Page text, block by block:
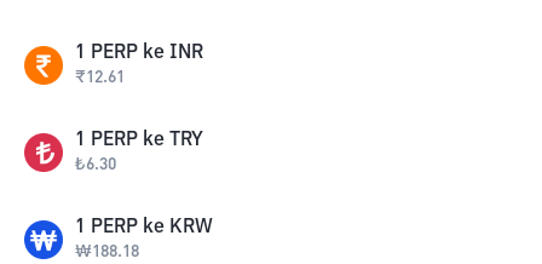
1 PERP ke INR
₹12.61
1 PERP ke TRY
₺6.30
1 PERP ke KRW
₩188.18